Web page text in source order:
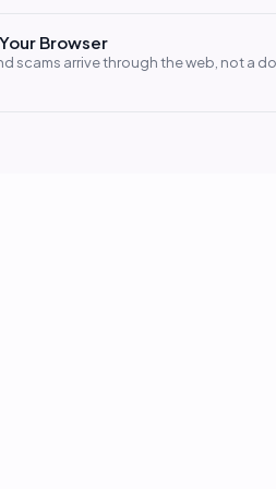
Browser
scams arrive through the web, not a